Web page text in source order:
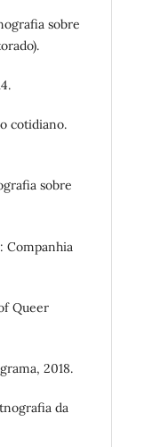
sobre
cotidiano.
sobre
Companhia
Queer
2018.
da